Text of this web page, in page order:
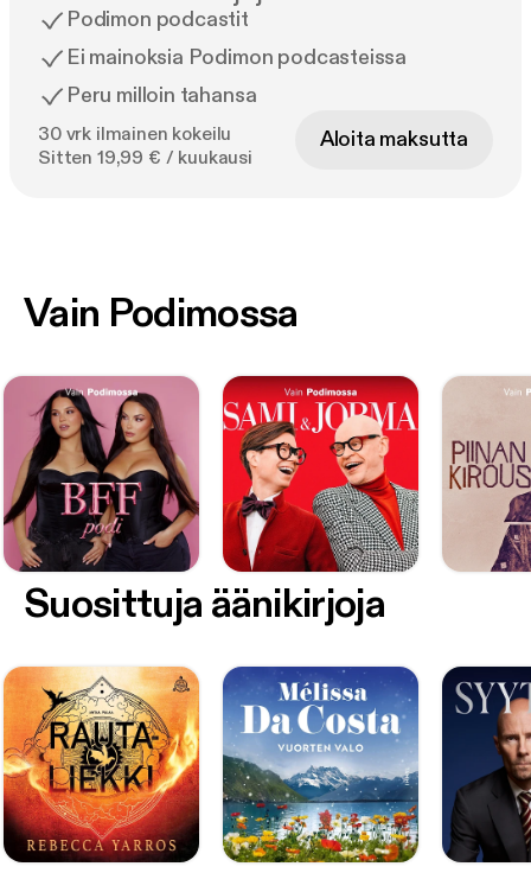
Podimon podcastit
Ei mainoksia Podimon podcasteissa
Peru milloin tahansa
30 vrk ilmainen kokeilu
Sitten 19,99 € / kuukausi
Aloita maksutta
Vain Podimossa
Suosittuja äänikirjoja